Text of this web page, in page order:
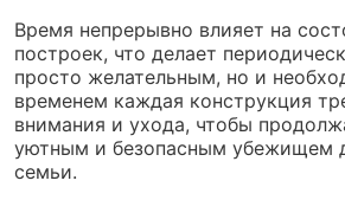
Время непрерывно влияет на
построек, что делает
просто желательным, но и
временем каждая конструкция
внимания и ухода, чтобы
уютным и безопасным убежищем
семьи.